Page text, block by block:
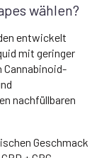
wählen?
entwickelt
mit geringer
Cannabinoid-
nachfüllbaren
Geschmack